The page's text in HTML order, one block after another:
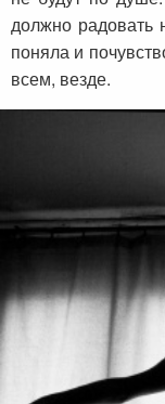
должно радовать
поняла и
всем, везде.